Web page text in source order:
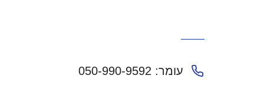
עומר: 050-990-9592